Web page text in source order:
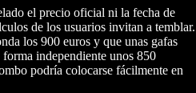
el precio oficial ni la fecha de
de los usuarios invitan a temblar.
los 900 euros y que unas gafas
independiente unos 850
podría colocarse fácilmente en